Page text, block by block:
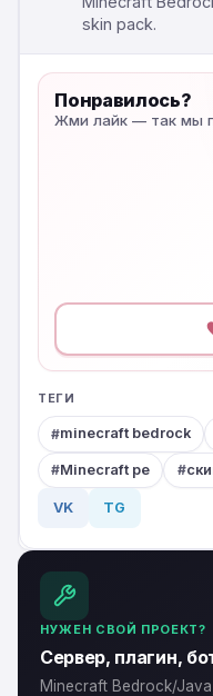
skin pack.
Понравилось?
Жми лайк — так мы
ТЕГИ
minecraft bedrock
Minecraft pe
VK TG
НУЖЕН СВОЙ ПРОЕКТ?
Сервер, плагин,
Minecraft Bedrock/